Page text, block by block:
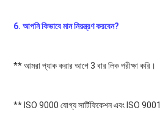
6. আপনি কিভাবে মান নিয়ন্ত্রণ করবেন?
** আমরা প্যাক করার আগে 3 বার লিক পরীক্ষা করি।
** ISO 9000 যোগ্য সার্টিফিকেশন এবং ISO